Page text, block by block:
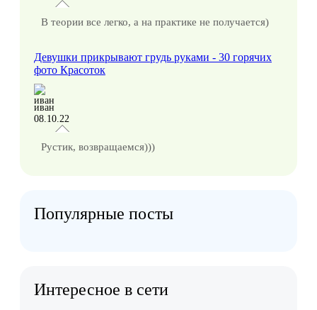
В теории все легко, а на практике не получается)
Девушки прикрывают грудь руками - 30 горячих
фото Красоток
иван
08.10.22
Рустик, возвращаемся)))
Популярные посты
Интересное в сети